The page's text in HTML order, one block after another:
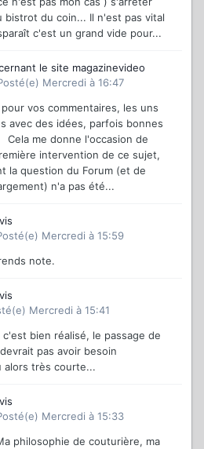
bistrot du coin... Il n'est pas vital
c'est un grand vide pour...
le site magazinevideo
Mercredi à 16:47
vos commentaires, les uns
avec des idées, parfois bonnes
Cela me donne l'occasion de
intervention de ce sujet,
la question du Forum (et de
n'a pas été...
Mercredi à 15:59
note.
Mercredi à 15:41
bien réalisé, le passage de
pas avoir besoin
alors très courte...
Mercredi à 15:33
philosophie de couturière, ma